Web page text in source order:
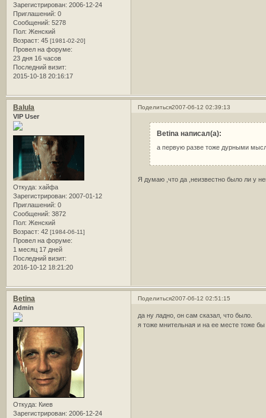
Зарегистрирован: 2006-12-24
Приглашений: 0
Сообщений: 5278
Пол: Женский
Возраст: 45 [1981-02-20]
Провел на форуме:
23 дня 16 часов
Последний визит:
2015-10-18 20:16:17
Поделиться2007-06-12 02:39:13
Balula
VIP User
Откуда: хайфа
Зарегистрирован: 2007-01-12
Приглашений: 0
Сообщений: 3872
Пол: Женский
Возраст: 42 [1984-06-11]
Провел на форуме:
1 месяц 17 дней
Последний визит:
2016-10-12 18:21:20
Betina написал(а):
а первую разве тоже дурными
Я думаю ,что да ,неизвестно было ли у
Поделиться2007-06-12 02:51:15
Betina
Admin
Откуда: Киев
Зарегистрирован: 2006-12-24
да ну ладно, он сам сказал, что было.
я тоже мнительная и на ее месте тоже